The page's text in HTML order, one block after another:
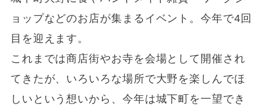
ョップなどのお店が集まるイベント。今年で4回
目を迎えます。
これまでは商店街やお寺を会場として開催され
てきたが、いろいろな場所で大野を楽しんでほ
しいという想いから、今年は城下町を一望でき